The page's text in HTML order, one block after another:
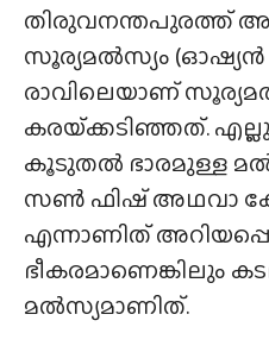
തിരുവനന്തപുരത്ത്
സൂര്യമൽസ്യം
രാവിലെയാണ്
കരയ്‌ക്കടിഞ്ഞത്.
കൂടുതൽ ഭാരമുള്ള
സൺ ഫിഷ് അഥവാ
എന്നാണിത്
ഭീകരമാണെങ്കിലും
മൽസ്യമാണിത്.